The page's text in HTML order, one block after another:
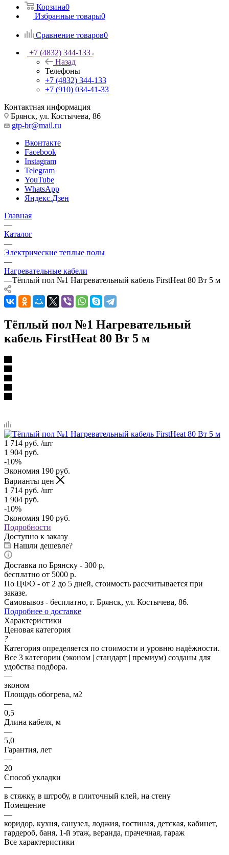
Корзина0
Избранные товары0
Сравнение товаров0
+7 (4832) 344-133
Назад
Телефоны
+7 (4832) 344-133
+7 (910) 034-41-33
Контактная информация
Брянск, ул. Костычева, 86
gtp-br@mail.ru
Вконтакте
Facebook
Instagram
Telegram
YouTube
WhatsApp
Яндекс.Дзен
Главная
—
Каталог
—
Электрические теплые полы
—
Нагревательные кабели
—Тёплый пол №1 Нагревательный кабель FirstHeat 80 Вт 5 м
Тёплый пол №1 Нагревательный
кабель FirstHeat 80 Вт 5 м
1 714 руб. /шт
1 904 руб.
-10%
Экономия 190 руб.
Варианты цен
1 714 руб. /шт
1 904 руб.
-10%
Экономия 190 руб.
Подробности
Доступно к заказу
Нашли дешевле?
Доставка по Брянску - 300 р,
бесплатно от 5000 р.
По ЦФО - от 2 до 5 дней, стоимость рассчитывается при
заказе.
Самовывоз - бесплатно, г. Брянск, ул. Костычева, 86.
Подробнее о доставке
Характеристики
Ценовая категория
?
Категория определяется по стоимости и уровню надёжности.
Все 3 категории (эконом | стандарт | премиум) созданы для
удобства подбора.
—
эконом
Площадь обогрева, м2
—
0,5
Длина кабеля, м
—
5,0
Гарантия, лет
—
20
Способ укладки
—
в стяжку, в штробу, в плиточный клей, на стену
Помещение
—
коридор, кухня, санузел, лоджия, гостиная, детская, кабинет,
гардероб, баня, 1-й этаж, веранда, прачечная, гараж
Все характеристики